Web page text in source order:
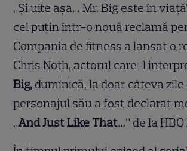
„Și uite așa… Mr. Big este în
cel puțin într-o nouă reclamă
Compania de fitness a lansat o
Chris Noth, actorul care-l
Big, duminică, la doar câteva zile
personajul său a fost declarat
„And Just Like That…” de la